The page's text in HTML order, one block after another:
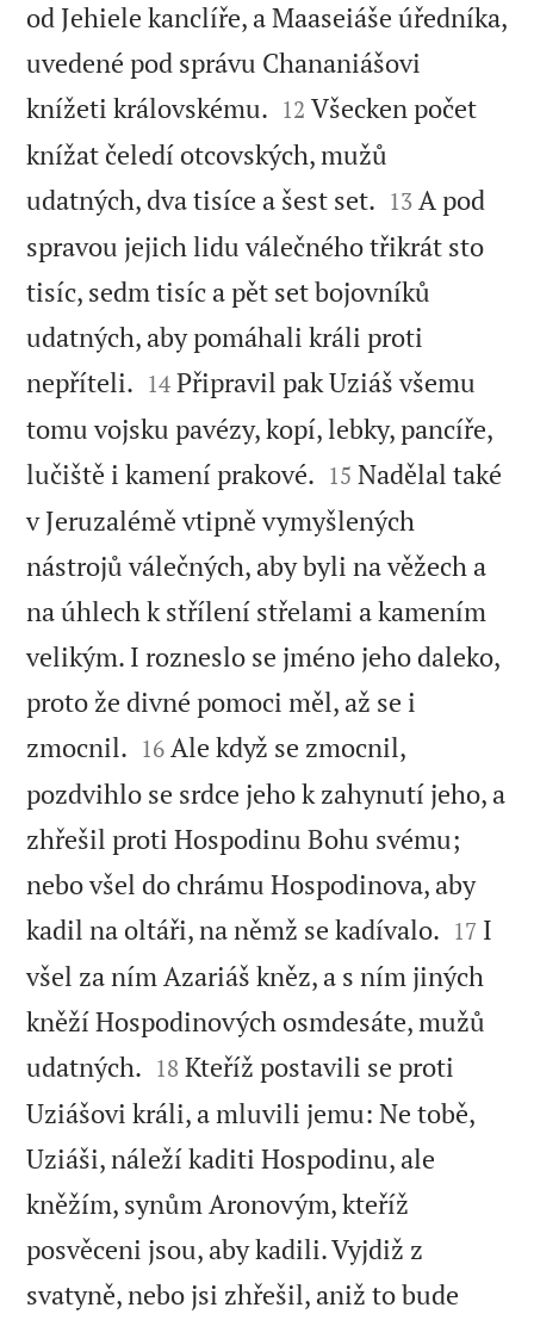
od Jehiele kanclíře, a Maaseiáše úředníka,
uvedené pod správu Chananiášovi
knížeti královskému. 

12 Všecken počet
knížat čeledí otcovských, mužů
udatných, dva tisíce a šest set. 

13 A pod
spravou jejich lidu válečného třikrát sto
tisíc, sedm tisíc a pět set bojovníků
udatných, aby pomáhali králi proti
nepříteli. 

14 Připravil pak Uziáš všemu
tomu vojsku pavézy, kopí, lebky, pancíře,
lučiště i kamení prakové. 

15 Nadělal také
v Jeruzalémě vtipně vymyšlených
nástrojů válečných, aby byli na věžech a
na úhlech k střílení střelami a kamením
velikým. I rozneslo se jméno jeho daleko,
proto že divné pomoci měl, až se i
zmocnil. 

16 Ale když se zmocnil,
pozdvihlo se srdce jeho k zahynutí jeho, a
zhřešil proti Hospodinu Bohu svému;
nebo všel do chrámu Hospodinova, aby
kadil na oltáři, na němž se kadívalo. 

17 I
všel za ním Azariáš kněz, a s ním jiných
kněží Hospodinových osmdesáte, mužů
udatných. 

18 Kteříž postavili se proti
Uziášovi králi, a mluvili jemu: Ne tobě,
Uziáši, náleží kaditi Hospodinu, ale
kněžím, synům Aronovým, kteříž
posvěceni jsou, aby kadili. Vyjdiž z
svatyně, nebo jsi zhřešil, aniž to bude